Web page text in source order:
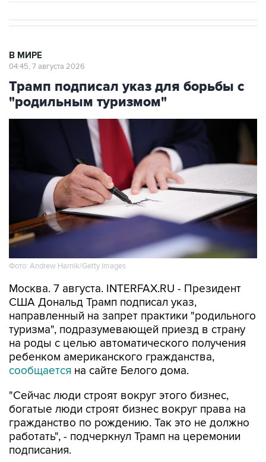
В МИРЕ
04:45, 7 августа 2026
Трамп подписал указ для борьбы с
"родильным туризмом"
Фото: Andrew Harnik/Getty Images
Москва. 7 августа. INTERFAX.RU - Президент
США Дональд Трамп подписал указ,
направленный на запрет практики "родильного
туризма", подразумевающей приезд в страну
на роды с целью автоматического получения
ребенком американского гражданства,
сообщается на сайте Белого дома.
"Сейчас люди строят вокруг этого бизнес,
богатые люди строят бизнес вокруг права на
гражданство по рождению. Так это не должно
работать", - подчеркнул Трамп на церемонии
подписания.